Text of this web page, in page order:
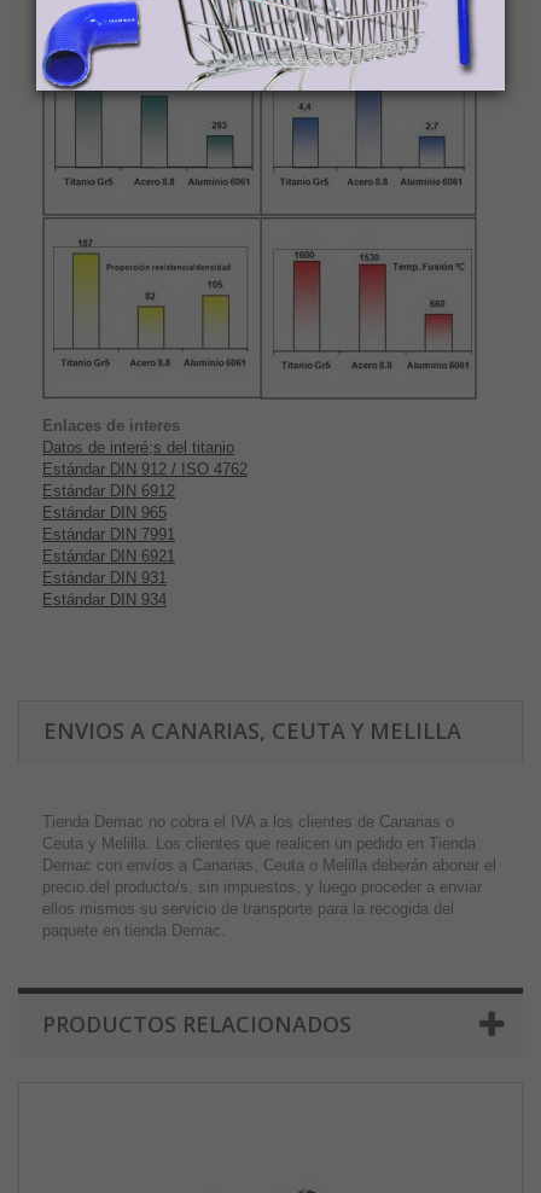
aluminio 6061 y acero 8.8
Enlaces de interes
Datos de interé;s del titanio
Estándar DIN 912 / ISO 4762
Estándar DIN 6912
Estándar DIN 965
Estándar DIN 7991
Estándar DIN 6921
Estándar DIN 931
Estándar DIN 934
ENVIOS A CANARIAS, CEUTA Y MELILLA
Tienda Demac no cobra el IVA a los clientes de Canarias o
Ceuta y Melilla. Los clientes que realicen un pedido en Tienda
Demac con envíos a Canarias, Ceuta o Melilla deberán abonar el
precio del producto/s, sin impuestos, y luego proceder a enviar
ellos mismos su servicio de transporte para la recogida del
paquete en tienda Demac.
PRODUCTOS RELACIONADOS